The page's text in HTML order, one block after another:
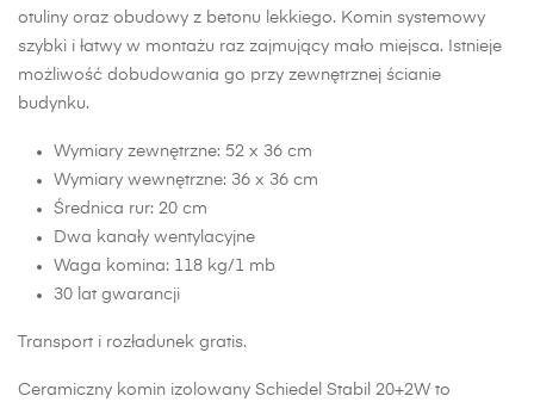
otuliny oraz obudowy z betonu lekkiego. Komin systemowy
szybki i łatwy w montażu raz zajmujący mało miejsca. Istnieje
możliwość dobudowania go przy zewnętrznej ścianie
budynku.
Wymiary zewnętrzne: 52 x 36 cm
Wymiary wewnętrzne: 36 x 36 cm
Średnica rur: 20 cm
Dwa kanały wentylacyjne
Waga komina: 118 kg/1 mb
30 lat gwarancji
Transport i rozładunek gratis.
Ceramiczny komin izolowany Schiedel Stabil 20+2W to